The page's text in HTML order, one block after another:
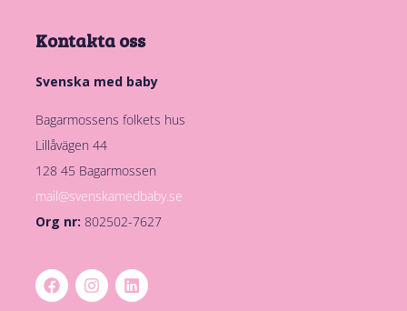
Kontakta oss
Svenska med baby
Bagarmossens folkets hus
Lillåvägen 44
128 45 Bagarmossen
mail@svenskamedbaby.se
Org nr: 802502-7627